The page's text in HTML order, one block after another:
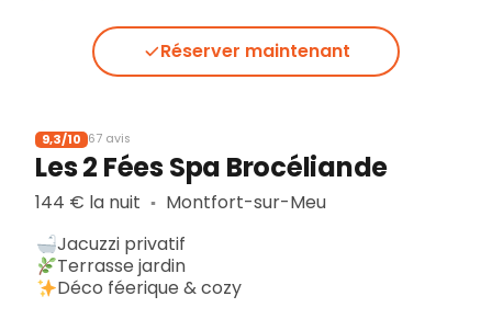
Réserver maintenant
9,3/10 67 avis
Les 2 Fées Spa Brocéliande
144 € la nuit ▪︎ Montfort-sur-Meu
Jacuzzi privatif
Terrasse jardin
Déco féerique & cozy